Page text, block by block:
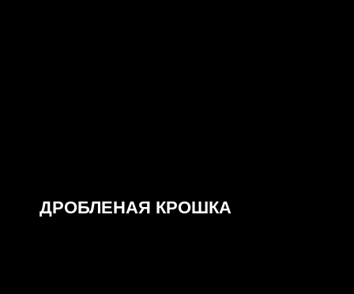
ДРОБЛЕНАЯ КРОШКА